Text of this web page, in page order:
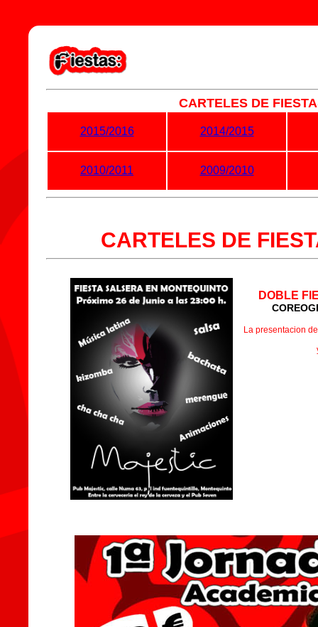
CARTELES DE
2015/2016 2014/2015
2010/2011 2009/2010
CARTELES DE
DOBLE
La presentacion